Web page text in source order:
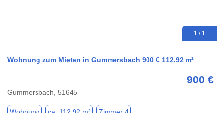
1 / 1
Wohnung zum Mieten in Gummersbach 900 € 112.92 m²
900 €
Gummersbach, 51645